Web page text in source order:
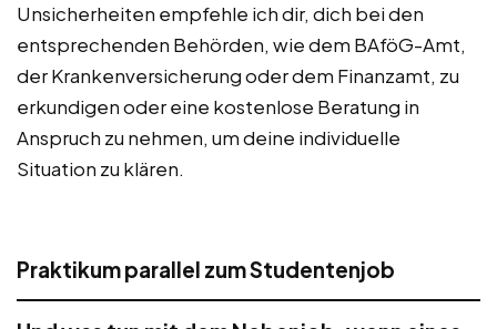
Unsicherheiten empfehle ich dir, dich bei den
entsprechenden Behörden, wie dem BAföG-Amt,
der Krankenversicherung oder dem Finanzamt, zu
erkundigen oder eine kostenlose Beratung in
Anspruch zu nehmen, um deine individuelle
Situation zu klären.
Praktikum parallel zum Studentenjob